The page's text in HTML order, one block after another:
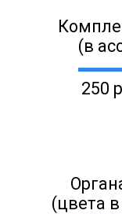
(в
250
(цвета